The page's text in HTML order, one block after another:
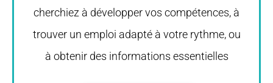
cherchiez à développer vos compétences, à
trouver un emploi adapté à votre rythme, ou
à obtenir des informations essentielles